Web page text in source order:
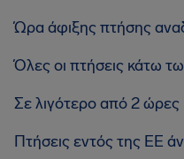
Ώρα άφιξης πτήσης
Όλες οι πτήσεις κάτω
Σε λιγότερο από 2 ώρες
Πτήσεις εντός της ΕΕ